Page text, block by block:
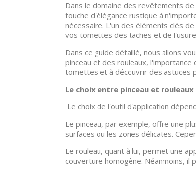
Dans le domaine des revêtements
touche d'élégance rustique à
nécessaire. L'un des éléments clés
vos tomettes des taches et de
Dans ce guide détaillé, nous allons
pinceau et des rouleaux,
tomettes et à découvrir des astuces
Le choix entre pinceau et rouleaux
Le choix de l'outil d'application
Le pinceau, par exemple, offre une
surfaces ou les zones délicates.
Le rouleau, quant à lui, permet une
couverture homogène. Néanmoins, il